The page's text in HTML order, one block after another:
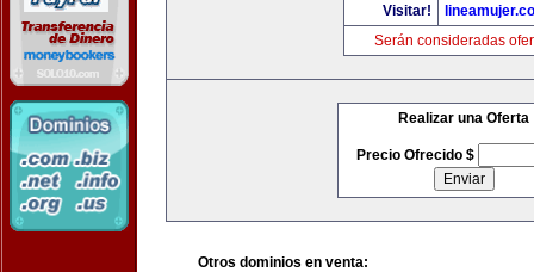
Visitar!
Serán consideradas
Realizar una Oferta
Precio Ofrecido $
Otros dominios en venta: